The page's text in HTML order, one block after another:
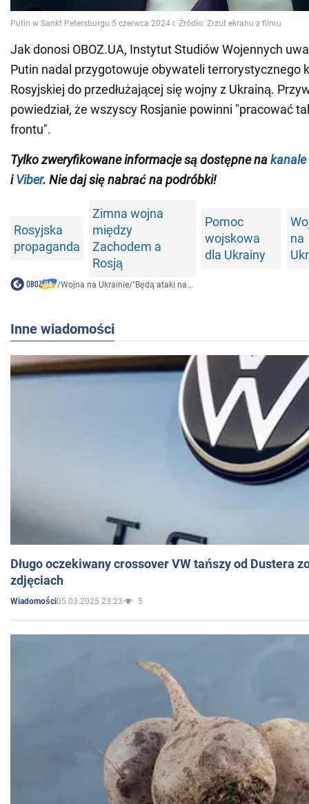
Jak donosi OBOZ.UA, Instytut Studiów Wojennych
Putin nadal przygotowuje obywateli terrorystycznego
Rosyjskiej do przedłużającej się wojny z Ukrainą.
powiedział, że wszyscy Rosjanie powinni "pracować
frontu".
Tylko zweryfikowane informacje są dostępne nakanale
iViber. Nie daj się nabrać na podróbki!
Rosyjska
propaganda
Zimna wojna
między
Zachodem a
Rosją
Pomoc
wojskowa
dla Ukrainy
na
/Wojna na Ukrainie/"Będą ataki na...
Inne wiadomości
Długo oczekiwany crossover VW tańszy od Dustera
zdjęciach
Wiadomości05.03.2025 23:23 5